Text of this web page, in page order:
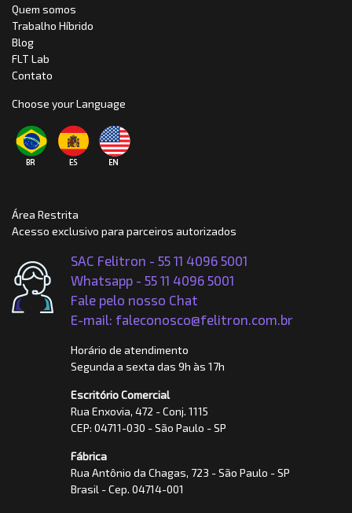
Quem somos
Trabalho Híbrido
Blog
FLT Lab
Contato
Choose your Language
Área Restrita
Acesso exclusivo para parceiros autorizados
SAC Felitron - 55 11 4096 5001
Whatsapp - 55 11 4096 5001
Fale pelo nosso Chat
E-mail: faleconosco@felitron.com.br
Horário de atendimento
Segunda a sexta das 9h às 17h
Escritório Comercial
Rua Enxovia, 472 - Conj. 1115
CEP: 04711-030 - São Paulo - SP
Fábrica
Rua Antônio da Chagas, 723 - São Paulo - SP
Brasil - Cep. 04714-001